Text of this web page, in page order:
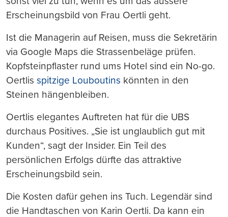
Erscheinungsbild von Frau Oertli geht.
Ist die Managerin auf Reisen, muss die Sekretärin
via Google Maps die Strassenbeläge prüfen.
Kopfsteinpflaster rund ums Hotel sind ein No-go.
Oertlis spitzige Louboutins könnten in den
Steinen hängenbleiben.
Oertlis elegantes Auftreten hat für die UBS
durchaus Positives. „Sie ist unglaublich gut mit
Kunden“, sagt der Insider. Ein Teil des
persönlichen Erfolgs dürfte das attraktive
Erscheinungsbild sein.
Die Kosten dafür gehen ins Tuch. Legendär sind
die Handtaschen von Karin Oertli. Da kann ein